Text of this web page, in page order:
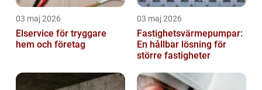
03 maj 2026
Elservice för tryggare
hem och företag
03 maj 2026
Fastighetsvärmepumpar:
En hållbar lösning för
större fastigheter